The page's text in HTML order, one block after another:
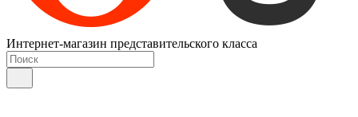
Интернет-магазин представительского класса